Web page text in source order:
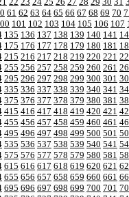
61 62 63 64 65 66 67 68 69 70
101 102 103 104 105 106 107
135 136 137 138 139 140 141
175 176 177 178 179 180 181
215 216 217 218 219 220 221
255 256 257 258 259 260 261
295 296 297 298 299 300 301
335 336 337 338 339 340 341
375 376 377 378 379 380 381
415 416 417 418 419 420 421
455 456 457 458 459 460 461
495 496 497 498 499 500 501
535 536 537 538 539 540 541
575 576 577 578 579 580 581
615 616 617 618 619 620 621
655 656 657 658 659 660 661
695 696 697 698 699 700 701